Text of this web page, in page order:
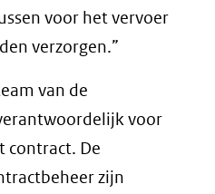
voor het vervoer
verzorgen.”
van de
voor
contract. De
zijn